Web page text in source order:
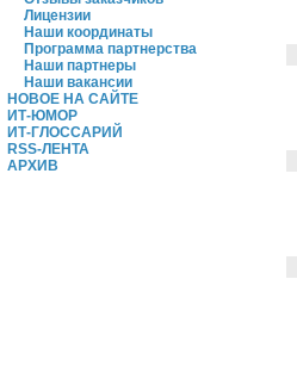
Лицензии
Наши координаты
Программа партнерства
Наши партнеры
Наши вакансии
НОВОЕ НА САЙТЕ
ИТ-ЮМОР
ИТ-ГЛОССАРИЙ
RSS-ЛЕНТА
АРХИВ